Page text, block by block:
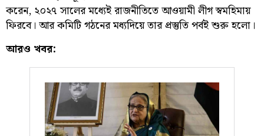
করেন, ২০২৭ সালের মধ্যেই রাজনীতিতে আওয়ামী লীগ স্বমহিমায়
ফিরবে। আর কমিটি গঠনের মধ্যদিয়ে তার প্রস্তুতি পর্বই শুরু হলো।
আরও খবর: